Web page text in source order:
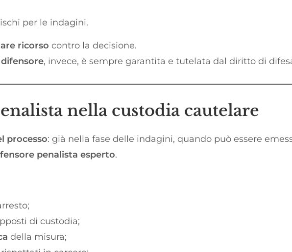
per le indagini.
ricorso contro la decisione.
, invece, è sempre garantita e tutelata dal diritto di
nella custodia cautelare
processo: già nella fase delle indagini, quando può essere
penalista esperto.
di custodia;
della misura;